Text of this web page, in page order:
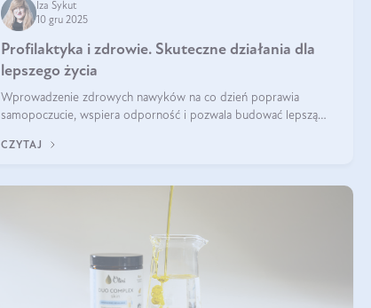
Iza Sykut
10 gru 2025
Profilaktyka i zdrowie. Skuteczne działania dla
lepszego życia
Wprowadzenie zdrowych nawyków na co dzień poprawia
samopoczucie, wspiera odporność i pozwala budować lepszą
CZYTAJ